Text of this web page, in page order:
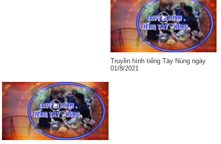
Truyền hình tiếng Tày Nùng ngày
01/8/2021